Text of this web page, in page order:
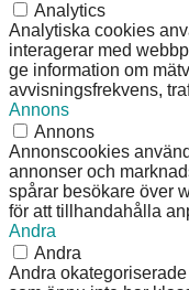
Analytics
Analytiska cookies
interagerar med
ge information om
avvisningsfrekvens,
Annons
Annons
Annonscookies
annonser och
spårar besökare över
för att tillhandahålla
Andra
Andra
Andra